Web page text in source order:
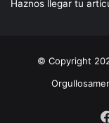
Haznos llegar tu
© Copyright